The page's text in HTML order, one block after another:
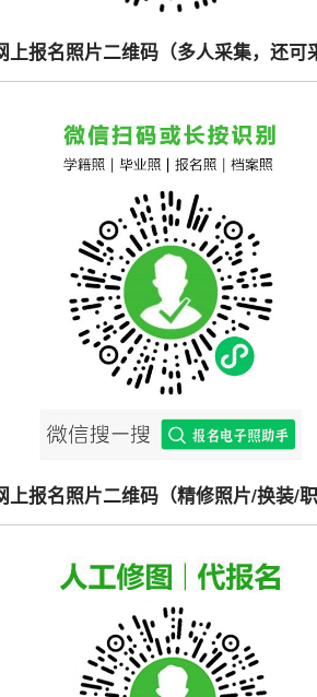
报名照片二维码（多人采集，还可
报名照片二维码（精修照片/换装/